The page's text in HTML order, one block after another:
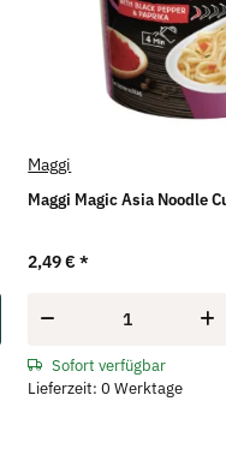
Maggi
Maggi Magic Asia Noodle
2,49 €*
Sofort verfügbar
Lieferzeit: 0 Werktage